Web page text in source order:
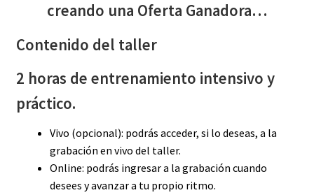
creando una Oferta Ganadora…
Contenido del taller
2 horas de entrenamiento intensivo y
práctico.
Vivo (opcional): podrás acceder, si lo deseas, a la
grabación en vivo del taller.
Online: podrás ingresar a la grabación cuando
desees y avanzar a tu propio ritmo.